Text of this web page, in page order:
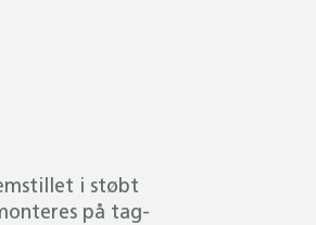
i støbt
på tag­